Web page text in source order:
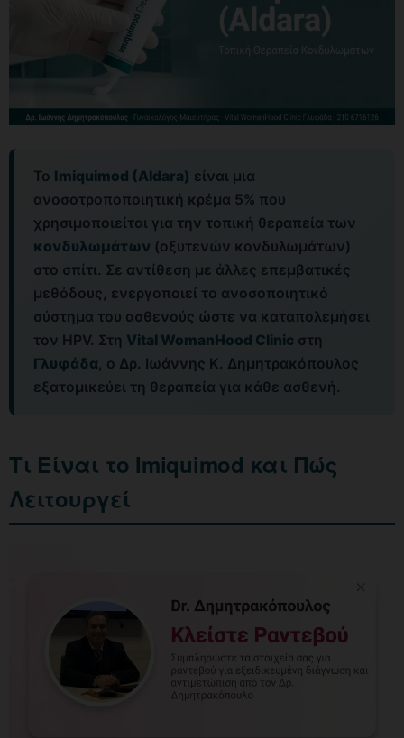
Το Imiquimod (Aldara) είναι μια
ανοσοτροποποιητική κρέμα 5% που
χρησιμοποιείται για την τοπική θεραπεία των
κονδυλωμάτων (οξυτενών κονδυλωμάτων)
στο σπίτι. Σε αντίθεση με άλλες επεμβατικές
μεθόδους, ενεργοποιεί το ανοσοποιητικό
σύστημα του ασθενούς ώστε να καταπολεμήσει
τον HPV. Στη Vital WomanHood Clinic στη
Γλυφάδα , ο Δρ. Ιωάννης Κ. Δημητρακόπουλος
εξατομικεύει τη θεραπεία για κάθε ασθενή.
Τι Είναι το Imiquimod και Πώς
Λειτουργεί